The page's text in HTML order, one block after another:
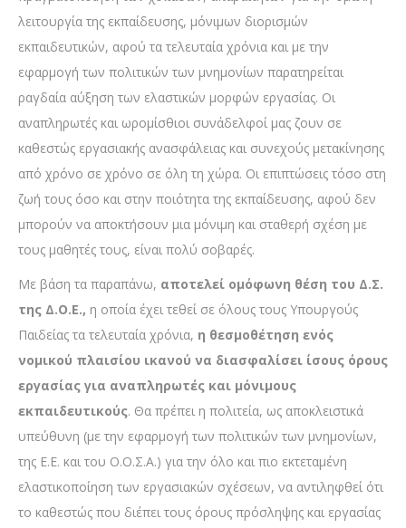
λειτουργία της εκπαίδευσης, μόνιμων διορισμών
εκπαιδευτικών, αφού τα τελευταία χρόνια και με την
εφαρμογή των πολιτικών των μνημονίων παρατηρείται
ραγδαία αύξηση των ελαστικών μορφών εργασίας. Οι
αναπληρωτές και ωρομίσθιοι συνάδελφοί μας ζουν σε
καθεστώς εργασιακής ανασφάλειας και συνεχούς μετακίνησης
από χρόνο σε χρόνο σε όλη τη χώρα. Οι επιπτώσεις τόσο στη
ζωή τους όσο και στην ποιότητα της εκπαίδευσης, αφού δεν
μπορούν να αποκτήσουν μια μόνιμη και σταθερή σχέση με
τους μαθητές τους, είναι πολύ σοβαρές.
Με βάση τα παραπάνω, αποτελεί ομόφωνη θέση του Δ.Σ.
της Δ.Ο.Ε., η οποία έχει τεθεί σε όλους τους Υπουργούς
Παιδείας τα τελευταία χρόνια, η θεσμοθέτηση ενός
νομικού πλαισίου ικανού να διασφαλίσει ίσους όρους
εργασίας για αναπληρωτές και μόνιμους
εκπαιδευτικούς. Θα πρέπει η πολιτεία, ως αποκλειστικά
υπεύθυνη (με την εφαρμογή των πολιτικών των μνημονίων,
της Ε.Ε. και του Ο.Ο.Σ.Α.) για την όλο και πιο εκτεταμένη
ελαστικοποίηση των εργασιακών σχέσεων, να αντιληφθεί ότι
το καθεστώς που διέπει τους όρους πρόσληψης και εργασίας